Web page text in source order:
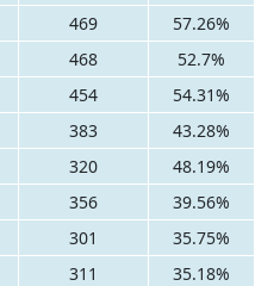
469
57.26%
468
52.7%
454
54.31%
383
43.28%
320
48.19%
356
39.56%
301
35.75%
311
35.18%